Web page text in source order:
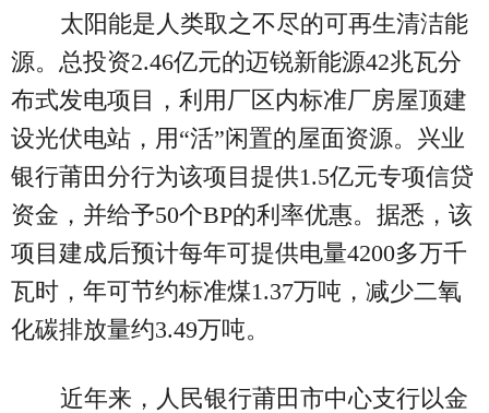
太阳能是人类取之不尽的可再生清洁能
源。总投资2.46亿元的迈锐新能源42兆瓦分
布式发电项目，利用厂区内标准厂房屋顶建
设光伏电站，用“活”闲置的屋面资源。兴业
银行莆田分行为该项目提供1.5亿元专项信贷
资金，并给予50个BP的利率优惠。据悉，该
项目建成后预计每年可提供电量4200多万千
瓦时，年可节约标准煤1.37万吨，减少二氧
化碳排放量约3.49万吨。
近年来，人民银行莆田市中心支行以金